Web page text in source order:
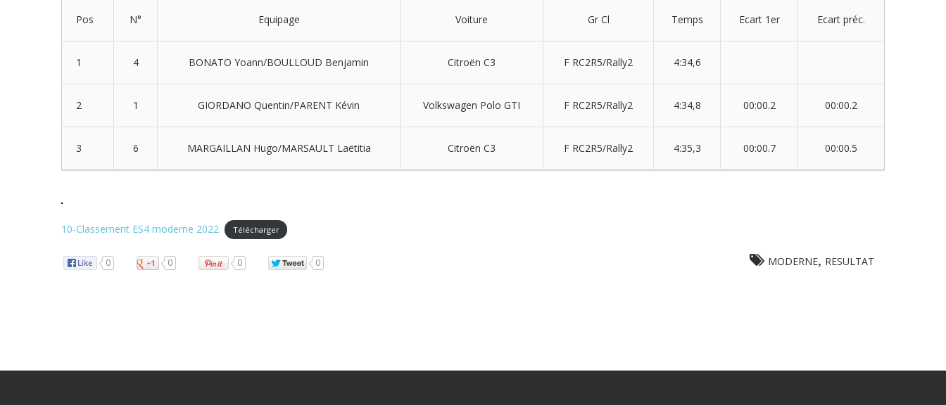
Pos N° Equipage Voiture Gr Cl Temps Ecart 1er Ecart préc.
1 4 BONATO Yoann/BOULLOUD Benjamin Citroën C3 F RC2R5/Rally2 4:34,6
2 1 GIORDANO Quentin/PARENT Kévin Volkswagen Polo GTI F RC2R5/Rally2 4:34,8 00:00.2 00:00.2
3 6 MARGAILLAN Hugo/MARSAULT Laëtitia Citroën C3 F RC2R5/Rally2 4:35,3 00:00.7 00:00.5
10-Classement ES4 moderne 2022 Télécharger
0 0 0 0 MODERNE, RESULTAT